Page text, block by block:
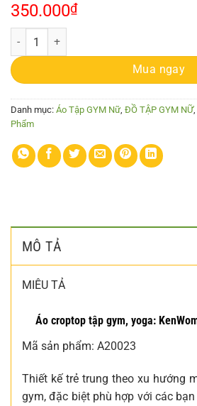
350.000₫
Áo Croptop tập Yoga, Gym - A20023 số
Mua ngay
Danh mục: Áo Tập GYM Nữ, ĐỒ TẬP GYM NỮ,
Phẩm
MÔ TẢ
MIÊU TẢ
Áo croptop tập gym, yoga:
Mã sản phẩm: A20023
Thiết kế trẻ trung theo xu hướng
gym, đặc biệt phù hợp với các